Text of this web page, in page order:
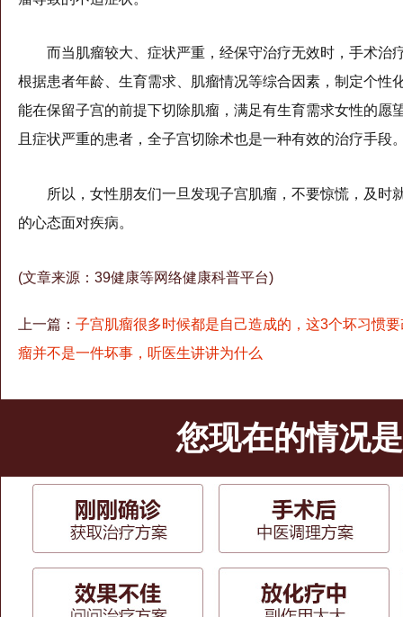
而当肌瘤较大、症状严重，经保守治疗无效时，手术治
根据患者年龄、生育需求、肌瘤情况等综合因素，制定个性
能在保留子宫的前提下切除肌瘤，满足有生育需求女性的愿
且症状严重的患者，全子宫切除术也是一种有效的治疗手段
所以，女性朋友们一旦发现子宫肌瘤，不要惊慌，及时
的心态面对疾病。
(文章来源：39健康等网络健康科普平台)
上一篇： 子宫肌瘤很多时候都是自己造成的，这3个坏习惯
瘤并不是一件坏事，听医生讲讲为什么
您现在的情况